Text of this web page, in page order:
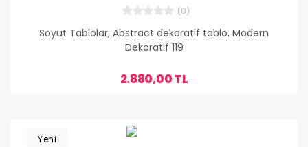
(0)
Soyut Tablolar, Abstract dekoratif tablo, Modern
Dekoratif 119
2.880,00 TL
Yeni